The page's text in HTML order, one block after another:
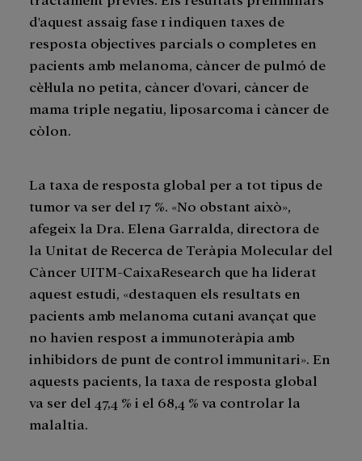
d'aquest assaig fase 1 indiquen taxes de
resposta objectives parcials o completes en
pacients amb melanoma, càncer de pulmó de
cèl·lula no petita, càncer d'ovari, càncer de
mama triple negatiu, liposarcoma i càncer de
còlon.
La taxa de resposta global per a tot tipus de
tumor va ser del 17 %. «No obstant això»,
afegeix la Dra. Elena Garralda, directora de
la Unitat de Recerca de Teràpia Molecular del
Càncer UITM-CaixaResearch que ha liderat
aquest estudi, «destaquen els resultats en
pacients amb melanoma cutani avançat que
no havien respost a immunoteràpia amb
inhibidors de punt de control immunitari». En
aquests pacients, la taxa de resposta global
va ser del 47,4 % i el 68,4 % va controlar la
malaltia.